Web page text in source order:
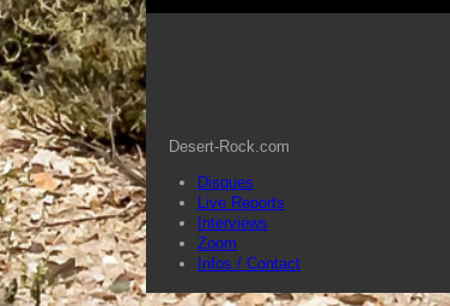
Desert-Rock.com
Disques
Live Reports
Interviews
Zoom
Infos / Contact